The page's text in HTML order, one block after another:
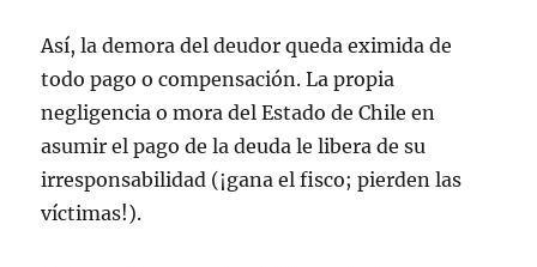
Así, la demora del deudor queda eximida de
todo pago o compensación. La propia
negligencia o mora del Estado de Chile en
asumir el pago de la deuda le libera de su
irresponsabilidad (¡gana el fisco; pierden las
víctimas!).